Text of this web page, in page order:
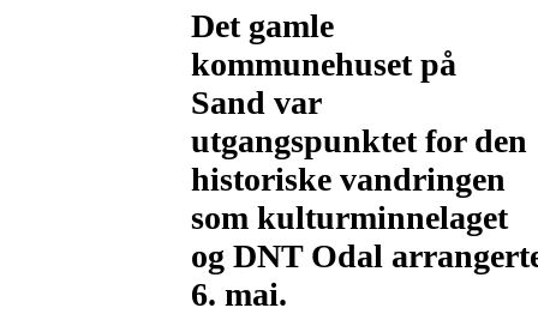
Det gamle
kommunehuset på
Sand var
utgangspunktet for den
historiske vandringen
som kulturminnelaget
og DNT Odal
6. mai.